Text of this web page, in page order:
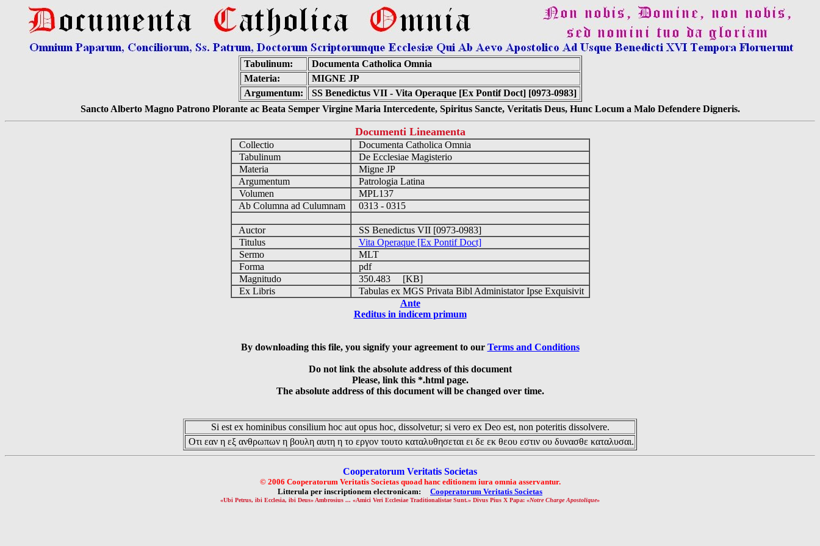
Tabulinum:
Documenta Catholica Omnia
Materia:
MIGNE JP
Argumentum:
SS Benedictus VII - Vita Operaque [Ex Pontif Doct] [0973-0983]
Sancto Alberto Magno Patrono Plorante ac Beata Semper Virgine Maria Intercedente, Spiritus Sancte, Veritatis Deus, Hunc Locum a Malo Defendere Digneris.
Documenti Lineamenta
Collectio
Documenta Catholica Omnia
Tabulinum
De Ecclesiae Magisterio
Materia
Migne JP
Argumentum
Patrologia Latina
Volumen
MPL137
Ab Columna ad Culumnam
0313 - 0315
Auctor
SS Benedictus VII [0973-0983]
Titulus
Vita Operaque [Ex Pontif Doct]
Sermo
MLT
Forma
pdf
Magnitudo
350.483 [KB]
Ex Libris
Tabulas ex MGS Privata Bibl Administator Ipse Exquisivit
Ante
Reditus in indicem primum
By downloading this file, you signify your agreement to our Terms and Conditions
Do not link the absolute address of this document
Please, link this *.html page.
The absolute address of this document will be changed over time.
Si est ex hominibus consilium hoc aut opus hoc, dissolvetur; si vero ex Deo est, non poteritis dissolvere.
Οτι εαν η εξ ανθρωπων η βουλη αυτη η το εργον τουτο καταλυθησεται ει δε εκ θεου εστιν ου δυνασθε καταλυσαι.
Cooperatorum Veritatis Societas
© 2006 Cooperatorum Veritatis Societas quoad hanc editionem iura omnia asservantur.
Litterula per inscriptionem electronicam: Cooperatorum Veritatis Societas
«Ubi Petrus, ibi Ecclesia, ibi Deus» Ambrosius ... «Amici Veri Ecclesiae Traditionalistae Sunt.» Divus Pius X Papa: «Notre Charge Apostolique»